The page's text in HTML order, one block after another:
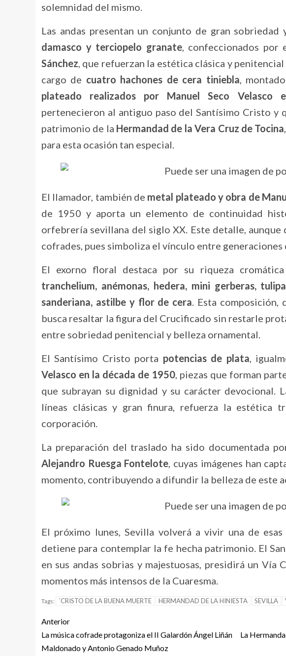
solemnidad del mismo.
Las andas presentan un conjunto de gran sobriedad
damasco y terciopelo granate, confeccionados por
Sánchez, que refuerzan la estética clásica y
cargo de cuatro hachones de cera tiniebla,
plateado realizados por Manuel Seco Velasco
pertenecieron al antiguo paso del Santísimo Cristo y
patrimonio de la Hermandad de la Vera Cruz de Tocina
para esta ocasión tan especial.
El llamador, también de metal plateado y obra de
de 1950 y aporta un elemento de continuidad
orfebrería sevillana del siglo XX. Este detalle,
cofrades, pues simboliza el vínculo entre generaciones
El exorno floral destaca por su riqueza
tranchelium, anémonas, hedera, mini gerberas,
sanderiana, astilbe y flor de cera. Esta composición,
busca resaltar la figura del Crucificado sin restarle
entre sobriedad penitencial y belleza ornamental.
El Santísimo Cristo porta potencias de plata,
Velasco en la década de 1950, piezas que forman
que subrayan su dignidad y su carácter devocional.
líneas clásicas y gran finura, refuerza la estética
corporación.
La preparación del traslado ha sido documentada
Alejandro Ruesga Fontelote, cuyas imágenes han
momento, contribuyendo a difundir la belleza de este
El próximo lunes, Sevilla volverá a vivir una de
detiene para contemplar la fe hecha patrimonio. El
en sus andas sobrias y majestuosas, presidirá un Vía
momentos más intensos de la Cuaresma.
Tags: ´CRISTO DE LA BUENA MUERTE HERMANDAD DE LA HINIESTA SEVILLA
Anterior
La música cofrade protagoniza el II Galardón Ángel Liñán
Maldonado y Antonio Genado Muñoz
La